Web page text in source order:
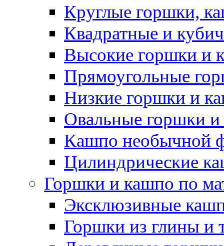
Круглые горшки,
Квадратные и
Высокие горшки и
Прямоугольные
Низкие горшки и
Овальные горшки
Кашпо необычной
Цилиндрические
Горшки и кашпо по
Эксклюзивные
Горшки из глины и